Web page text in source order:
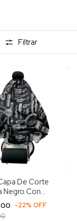
Filtrar
De Corte
Negro Con
Negro
Negro
-22% OFF